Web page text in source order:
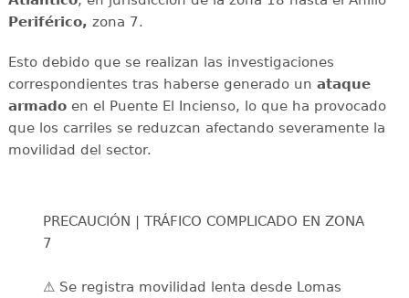
Periférico, zona 7.
Esto debido que se realizan las investigaciones
correspondientes tras haberse generado un ataque
armadoen el Puente El Incienso, lo que ha provocado
que los carriles se reduzcan afectando severamente la
movilidad del sector.
PRECAUCIÓN | TRÁFICO COMPLICADO EN ZONA
7
⚠️ Se registra movilidad lenta desde Lomas